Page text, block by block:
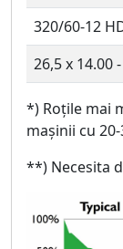
320/60-12
26,5 x 14.00
*) Roțile mai
mașinii cu
**) Necesita